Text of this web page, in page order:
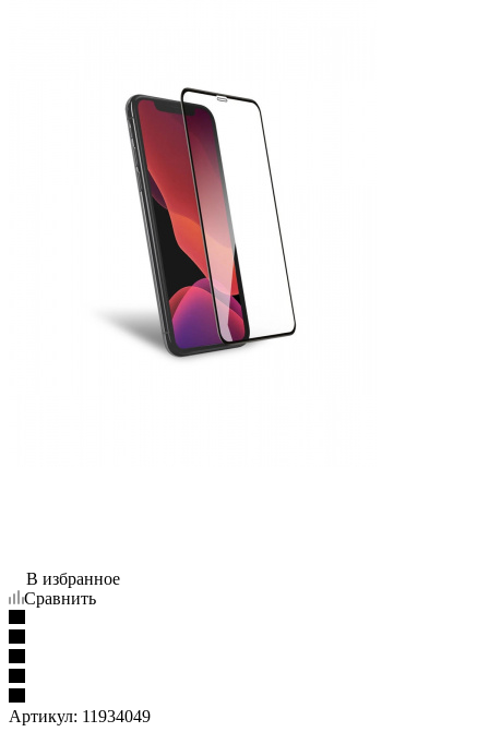
В избранное
Сравнить
Артикул: 11934049